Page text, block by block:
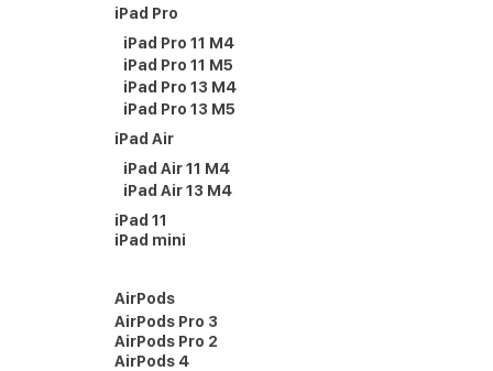
iPad Pro
iPad Pro 11 M4
iPad Pro 11 M5
iPad Pro 13 M4
iPad Pro 13 M5
iPad Air
iPad Air 11 M4
iPad Air 13 M4
iPad 11
iPad mini
AirPods
AirPods Pro 3
AirPods Pro 2
AirPods 4